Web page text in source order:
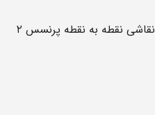
نقاشی نقطه به نقطه پرنسس ۲